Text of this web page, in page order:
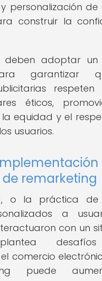
personalización de
construir la
deben adoptar un
garantizar
respeten
éticos,
equidad y el
usuarios.
remarketing
o la práctica de
a
con un
comercio
puede